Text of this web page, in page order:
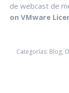
de webcast de
on VMware
Categorías: Blog,